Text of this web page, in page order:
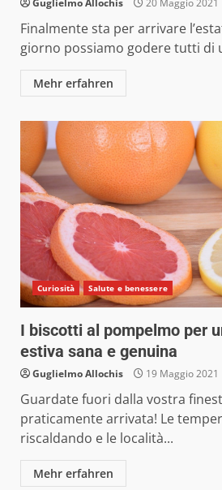
Guglielmo Allochis 20 Maggio 2021
Finalmente sta per arrivare
giorno possiamo godere tutti di
Mehr erfahren
Curiosità Salute e benessere
I biscotti al pompelmo per
estiva sana e genuina
Guglielmo Allochis 19 Maggio 2021
Guardate fuori dalla vostra
praticamente arrivata! Le
riscaldando e le località...
Mehr erfahren